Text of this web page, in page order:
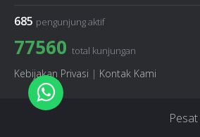
685 pengunjung aktif
77560 total kunjungan
Kebijakan Privasi | Kontak Kami
Pesat